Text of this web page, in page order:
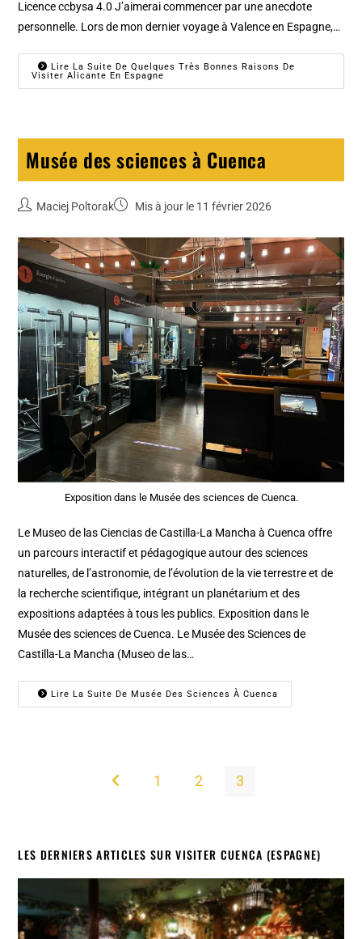
Licence ccbysa 4.0 J’aimerai commencer par une anecdote
personnelle. Lors de mon dernier voyage à Valence en Espagne,…
Lire La Suite De Quelques Très Bonnes Raisons De
Visiter Alicante En Espagne
Musée des sciences à Cuenca
Maciej Poltorak Mis à jour le 11 février 2026
Exposition dans le Musée des sciences de Cuenca.
Le Museo de las Ciencias de Castilla-La Mancha à Cuenca offre
un parcours interactif et pédagogique autour des sciences
naturelles, de l’astronomie, de l’évolution de la vie terrestre et de
la recherche scientifique, intégrant un planétarium et des
expositions adaptées à tous les publics. Exposition dans le
Musée des sciences de Cuenca. Le Musée des Sciences de
Castilla-La Mancha (Museo de las…
Lire La Suite De Musée Des Sciences À Cuenca
Go to the previous page
1 2 3
LES DERNIERS ARTICLES SUR VISITER CUENCA (ESPAGNE)